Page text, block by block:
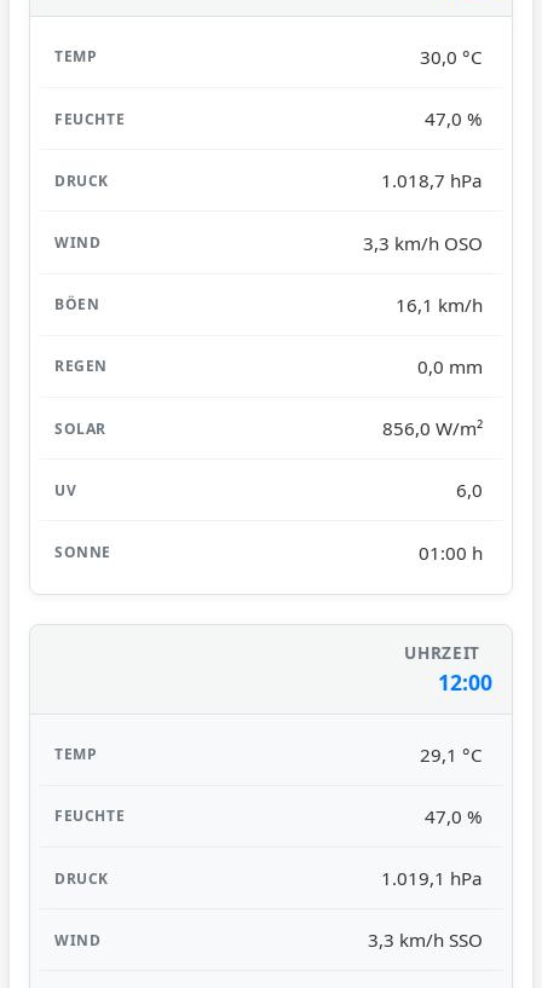
30,0 °C
47,0 %
1.018,7 hPa
3,3 km/h OSO
16,1 km/h
0,0 mm
856,0 W/m²
6,0
01:00 h
12:00
29,1 °C
47,0 %
1.019,1 hPa
3,3 km/h SSO